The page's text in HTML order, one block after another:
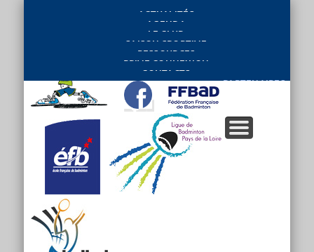
ACTUALITÉS
AGENDA
LE CLUB
SAISON SPORTIVE
RESSOURCES
PRIVE CONNEXION
CONTACTS
PARTENAIRES